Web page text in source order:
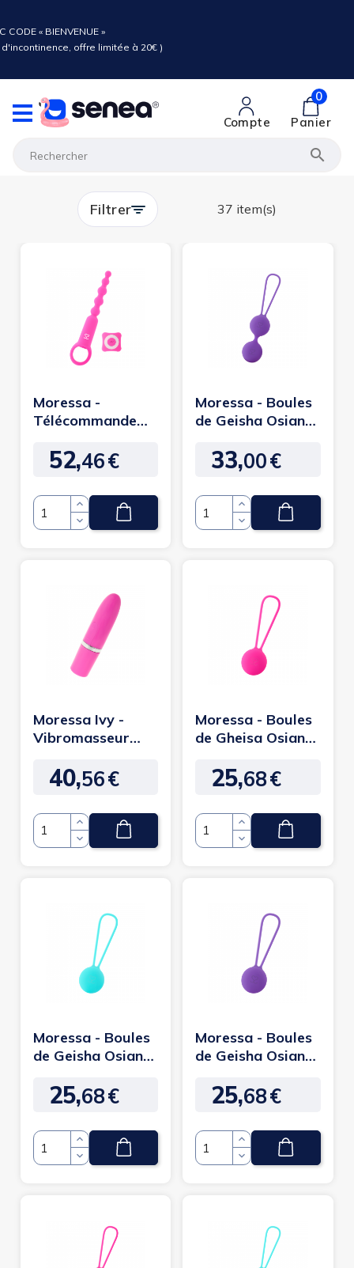
CODE « BIENVENUE »
offre limitée à 20€ )

Compte
0
Panier
Filtrer 37 item(s)
Moressa -
Télécommande
Rose
Prix
52,46€
Quantité
Moressa - Boules
de Geisha Osian
Prix
33,00€
Quantité
Moressa Ivy -
Vibromasseur
Prix
40,56€
Quantité
Moressa - Boules
de Gheisa Osian
Prix
25,68€
Quantité
Moressa - Boules
de Geisha Osian
Prix
25,68€
Quantité
Moressa - Boules
de Geisha Osian
Prix
25,68€
Quantité